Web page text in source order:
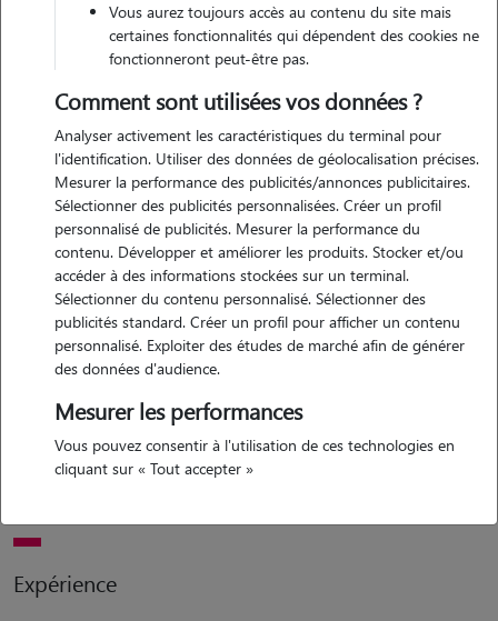
Motivation
je me lance dans la garde d'animaux avec beaucoup d'enthousiasme.
même si je débute comme pet-sitter, j'ai toujours adoré être en
contact avec les animaux. leur présence m'apaise énormément et a
un effet très positif sur ma santé mentale. proposer des promenades
ou des visites à domicile est aussi une belle occasion pour moi de
bouger, de passer du temps avec eux, et d'apporter un petit coup de
pouce aux propriétaires qui en ont besoin. je suis sérieuse, douce,
complicité avec vos compagnons à quatre pattes ! je suis ravie de
pouvoir proposer mes services en soirée et pendant les week-ends.
j'ai aussi des disponibilités en semaine : le lundi matin, le mercredi
Expérience
Vous aurez toujours accès au contenu du site mais
certaines fonctionnalités qui dépendent des cookies ne
fonctionneront peut-être pas.
Comment sont utilisées vos données ?
Analyser activement les caractéristiques du terminal pour
l'identification. Utiliser des données de géolocalisation précises.
Mesurer la performance des publicités/annonces publicitaires.
Sélectionner des publicités personnalisées. Créer un profil
personnalisé de publicités. Mesurer la performance du
contenu. Développer et améliorer les produits. Stocker et/ou
accéder à des informations stockées sur un terminal.
Sélectionner du contenu personnalisé. Sélectionner des
publicités standard. Créer un profil pour afficher un contenu
personnalisé. Exploiter des études de marché afin de générer
des données d'audience.
Mesurer les performances
Vous pouvez consentir à l'utilisation de ces technologies en
cliquant sur « Tout accepter »